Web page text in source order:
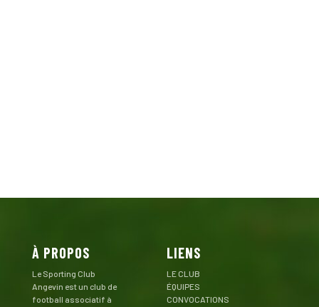
À PROPOS
Le Sporting Club
Angevin est un club de
football associatif à
LIENS
LE CLUB
ÉQUIPES
CONVOCATIONS